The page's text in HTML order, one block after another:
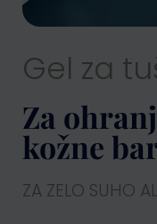
Gel za
Za
kožne
ZA ZELO SUHO